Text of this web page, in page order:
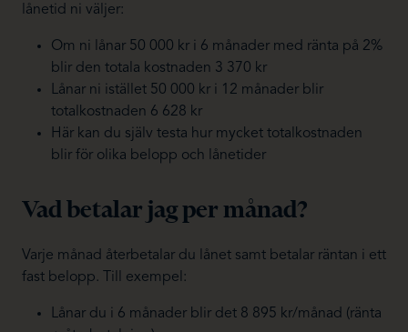
lånetid ni väljer:
Om ni lånar 50 000 kr i 6 månader med ränta på 2%
blir den totala kostnaden 3 370 kr
Lånar ni istället 50 000 kr i 12 månader blir
totalkostnaden 6 628 kr
Här kan du själv testa hur mycket totalkostnaden
blir för olika belopp och lånetider
Vad betalar jag per månad?
Varje månad återbetalar du lånet samt betalar räntan i ett
fast belopp. Till exempel:
Lånar du i 6 månader blir det 8 895 kr/månad (ränta